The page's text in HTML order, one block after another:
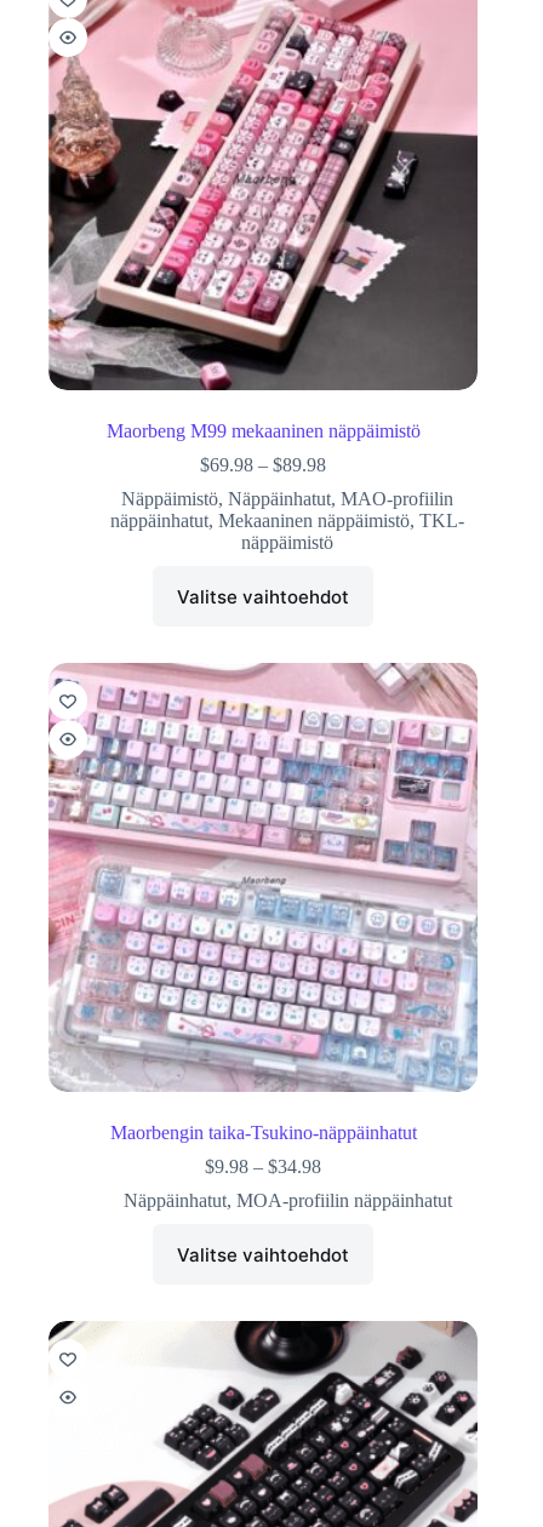
Maorbeng M99 mekaaninen näppäimistö
$69.98 – $89.98
Näppäimistö,Näppäinhatut,MAO-profiilin
näppäinhatut,Mekaaninen näppäimistö,TKL-
näppäimistö
Valitse vaihtoehdot
Maorbengin taika-Tsukino-näppäinhatut
$9.98 – $34.98
Näppäinhatut, MOA-profiilin näppäinhatut
Valitse vaihtoehdot